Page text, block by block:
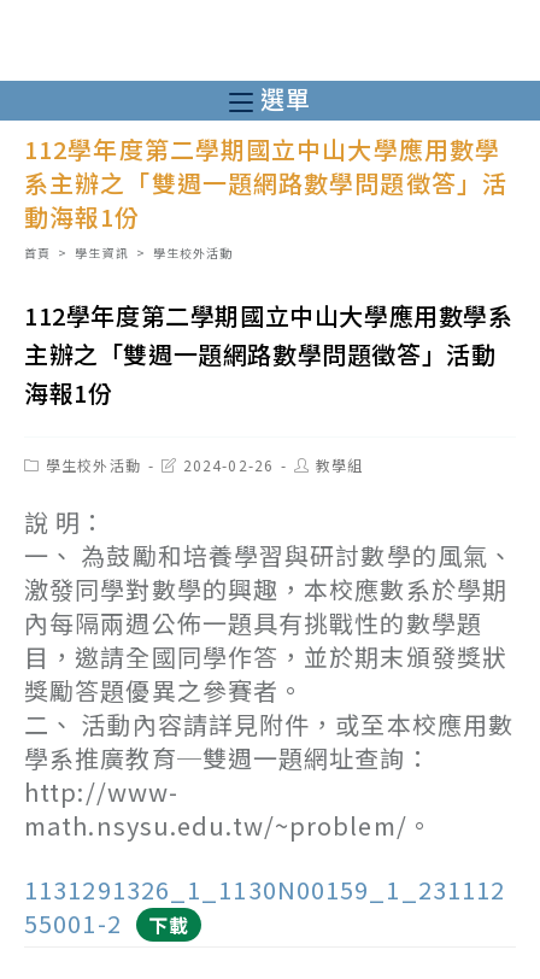
至
主
容
選單
112學年度第二學期國立中山大學應用數學
系主辦之「雙週一題網路數學問題徵答」活
動海報1份
首頁 > 學生資訊 > 學生校外活動
112學年度第二學期國立中山大學應用數學系
主辦之「雙週一題網路數學問題徵答」活動
海報1份
Post學生校外活動
Post2024-02-26
Post教學組
說 明：
一、 為鼓勵和培養學習與研討數學的風氣、
激發同學對數學的興趣，本校應數系於學期
內每隔兩週公佈一題具有挑戰性的數學題
目，邀請全國同學作答，並於期末頒發獎狀
獎勵答題優異之參賽者。
二、 活動內容請詳見附件，或至本校應用數
學系推廣教育─雙週一題網址查詢：
http://www-
math.nsysu.edu.tw/~problem/。
1131291326_1_1130N00159_1_231112
55001-2
下載